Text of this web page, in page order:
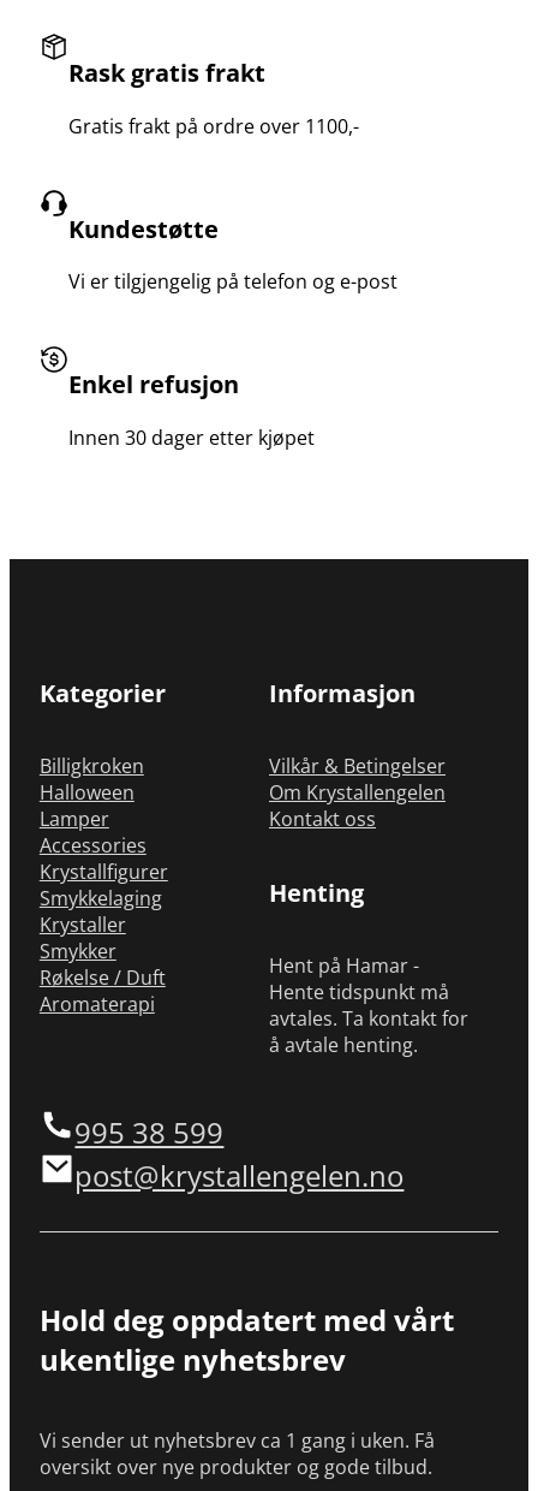
Rask gratis frakt
Gratis frakt på ordre over 1100,-
Kundestøtte
Vi er tilgjengelig på telefon og e-post
Enkel refusjon
Innen 30 dager etter kjøpet
Kategorier
Billigkroken
Halloween
Lamper
Accessories
Krystallfigurer
Smykkelaging
Krystaller
Smykker
Røkelse / Duft
Aromaterapi
Informasjon
Vilkår & Betingelser
Om Krystallengelen
Kontakt oss
Henting
Hent på Hamar -
Hente tidspunkt må
avtales. Ta kontakt for
å avtale henting.
995 38 599
post@krystallengelen.no
Hold deg oppdatert med vårt
ukentlige nyhetsbrev
Vi sender ut nyhetsbrev ca 1 gang i uken. Få
oversikt over nye produkter og gode tilbud.